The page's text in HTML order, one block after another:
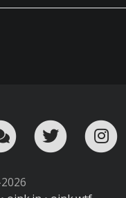
en Telegram!
TV Charla conTwitter